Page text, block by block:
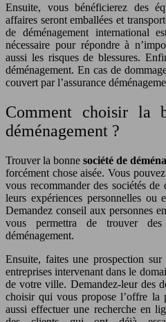
Ensuite, vous bénéficierez des
affaires seront emballées et
de déménagement international
nécessaire pour répondre à
aussi les risques de blessures.
déménagement. En cas de
couvert par l’assurance
Comment choisir la
déménagement ?
Trouver la bonne société de
forcément chose aisée. Vous
vous recommander des sociétés de
leurs expériences personnelles ou
Demandez conseil aux personnes
vous permettra de trouver
déménagement.
Ensuite, faites une prospection
entreprises intervenant dans le
de votre ville. Demandez-leur des
choisir qui vous propose l’offre la
aussi effectuer une recherche en